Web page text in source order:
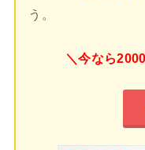
う。
＼今なら